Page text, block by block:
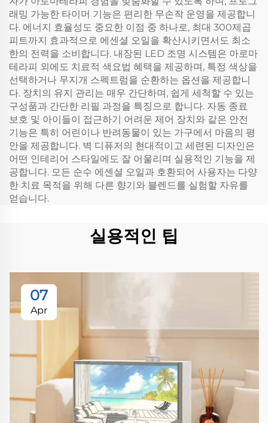
래밍 가능한 타이머 기능은 편리한 무손작 운영을 제공합니
다. 에너지 효율성도 중요한 이점 중 하나로, 최대 300제곱
피트까지 효과적으로 에센셜 오일을 확산시키면서도 최소
한의 전력을 소비합니다. 내장된 LED 조명 시스템은 아로마
테라피 외에도 치료적 색요법 혜택을 제공하며, 특정 색상을
선택하거나 무지개 스펙트럼을 순환하는 옵션을 제공합니
다. 장치의 유지 관리는 매우 간단하며, 쉽게 세척할 수 있는
구성품과 간단한 리필 과정을 특징으로 합니다. 자동 종료
보호 및 아이들이 접근하기 어려운 제어 장치와 같은 안전
기능은 특히 어린이나 반려동물이 있는 가구에서 마음의 평
안을 제공합니다. 벽 디퓨저의 현대적이고 세련된 디자인은
어떤 인테리어 스타일에도 잘 어울리며 실용적인 기능을 제
공합니다. 모든 순수 에센셜 오일과 호환되어 사용자는 다양
한 치료 목적을 위해 다른 향기와 블렌드를 실험할 자유를
얻습니다.
실용적인 팁
07
Apr